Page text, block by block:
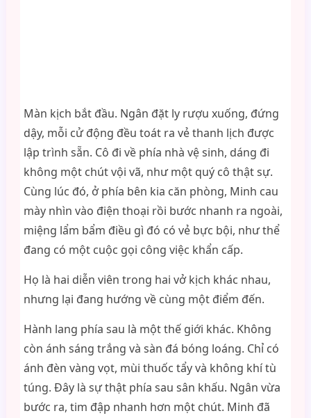
Màn kịch bắt đầu. Ngân đặt ly rượu xuống, đứng
dậy, mỗi cử động đều toát ra vẻ thanh lịch được
lập trình sẵn. Cô đi về phía nhà vệ sinh, dáng đi
không một chút vội vã, như một quý cô thật sự.
Cùng lúc đó, ở phía bên kia căn phòng, Minh cau
mày nhìn vào điện thoại rồi bước nhanh ra ngoài,
miệng lẩm bẩm điều gì đó có vẻ bực bội, như thể
đang có một cuộc gọi công việc khẩn cấp.
Họ là hai diễn viên trong hai vở kịch khác nhau,
nhưng lại đang hướng về cùng một điểm đến.
Hành lang phía sau là một thế giới khác. Không
còn ánh sáng trắng và sàn đá bóng loáng. Chỉ có
ánh đèn vàng vọt, mùi thuốc tẩy và không khí tù
túng. Đây là sự thật phía sau sân khấu. Ngân vừa
bước ra, tim đập nhanh hơn một chút. Minh đã